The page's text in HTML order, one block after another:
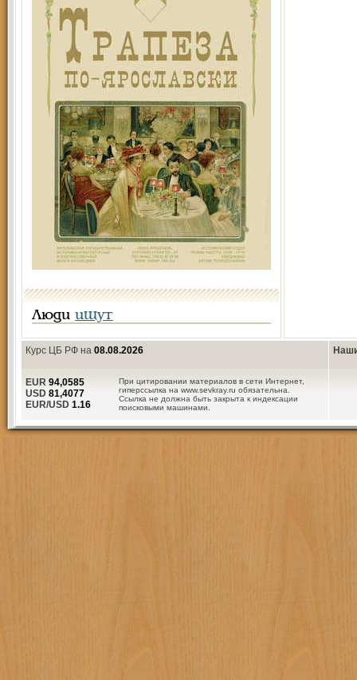
Люди ищут
Курс ЦБ РФ на 08.08.2026
При цитировании материалов в сети Интернет,
гиперссылка на www.sevkray.ru обязательна.
Ссылка не должна быть закрыта к индексации
поисковыми машинами.
EUR 94,0585
USD 81,4077
EUR/USD 1.16